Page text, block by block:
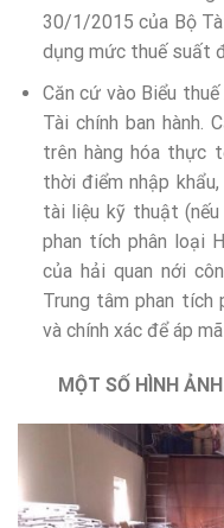
30/1/2015 của Bộ
dụng mức thuế suất
Căn cứ vào Biểu
Tài chính ban hành.
trên hàng hóa thực
thời điểm nhập
tài liệu kỹ thuật
phan tích phân loại
của hải quan nới
Trung tâm phan tích
và chính xác để áp
MỘT SỐ HÌNH